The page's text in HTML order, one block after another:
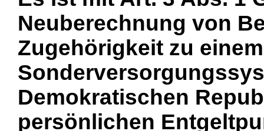
Neuberechnung von
Zugehörigkeit zu
Demokratischen
persönlichen